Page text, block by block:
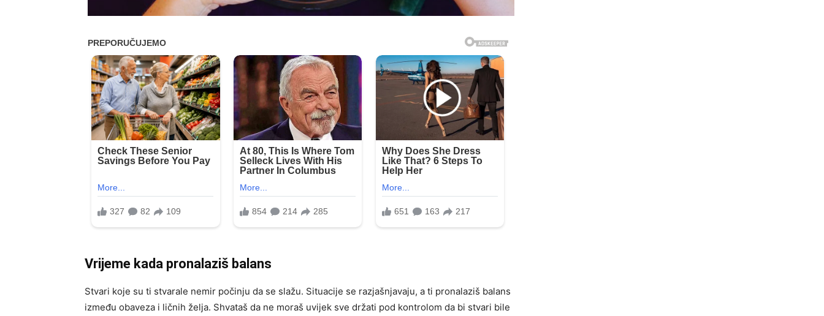
Vrijeme kada pronalaziš balans
Stvari koje su ti stvarale nemir počinju da se slažu. Situacije se razjašnjavaju, a ti pronalaziš balans
između obaveza i ličnih želja. Shvataš da ne moraš uvijek sve držati pod kontrolom da bi stvari bile